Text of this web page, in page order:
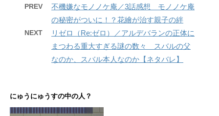
PREV
不機嫌なモノノケ庵／3話感想 モノノケ庵
の秘密がついに！？花繪が治す親子の絆
NEXT
リゼロ（Re:ゼロ）／アルデバランの正体に
まつわる重大すぎる謎の数々 スバルの父
なのか、スバル本人なのか【ネタバレ】
にゅうにゅうすの中の人？